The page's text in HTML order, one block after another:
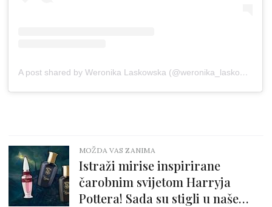
A post shared by Weronika Laskowska (@weronika_laskowska)
MOŽDA VAS ZANIMA
Istraži mirise inspirirane
čarobnim svijetom Harryja
Pottera! Sada su stigli u naše